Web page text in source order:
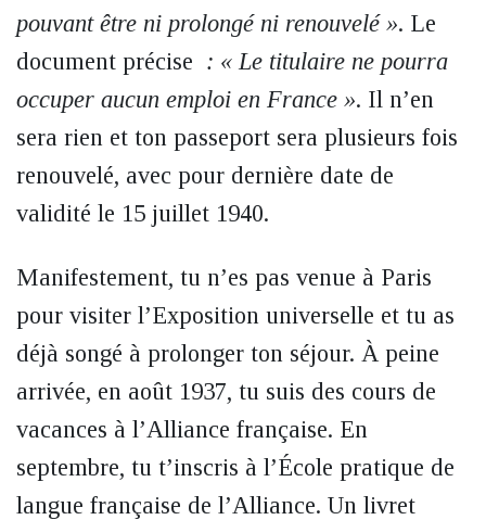
pouvant être ni prolongé ni renouvelé ». Le
document précise : « Le titulaire ne pourra
occuper aucun emploi en France ». Il n’en
sera rien et ton passeport sera plusieurs fois
renouvelé, avec pour dernière date de
validité le 15 juillet 1940.
Manifestement, tu n’es pas venue à Paris
pour visiter l’Exposition universelle et tu as
déjà songé à prolonger ton séjour. À peine
arrivée, en août 1937, tu suis des cours de
vacances à l’Alliance française. En
septembre, tu t’inscris à l’École pratique de
langue française de l’Alliance. Un livret